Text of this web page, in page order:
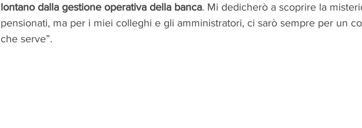
lontano dalla gestione operativa della banca. Mi dedicherò a scoprire la
pensionati, ma per i miei colleghi e gli amministratori, ci sarò sempre per un
che serve”.